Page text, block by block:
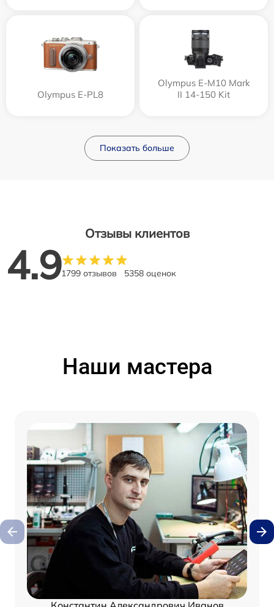
Olympus E-PL8
Olympus E‑M10 Mark
II 14-150 Kit
Показать больше
Отзывы клиентов
4.91799 отзывов 5358 оценок
Наши мастера